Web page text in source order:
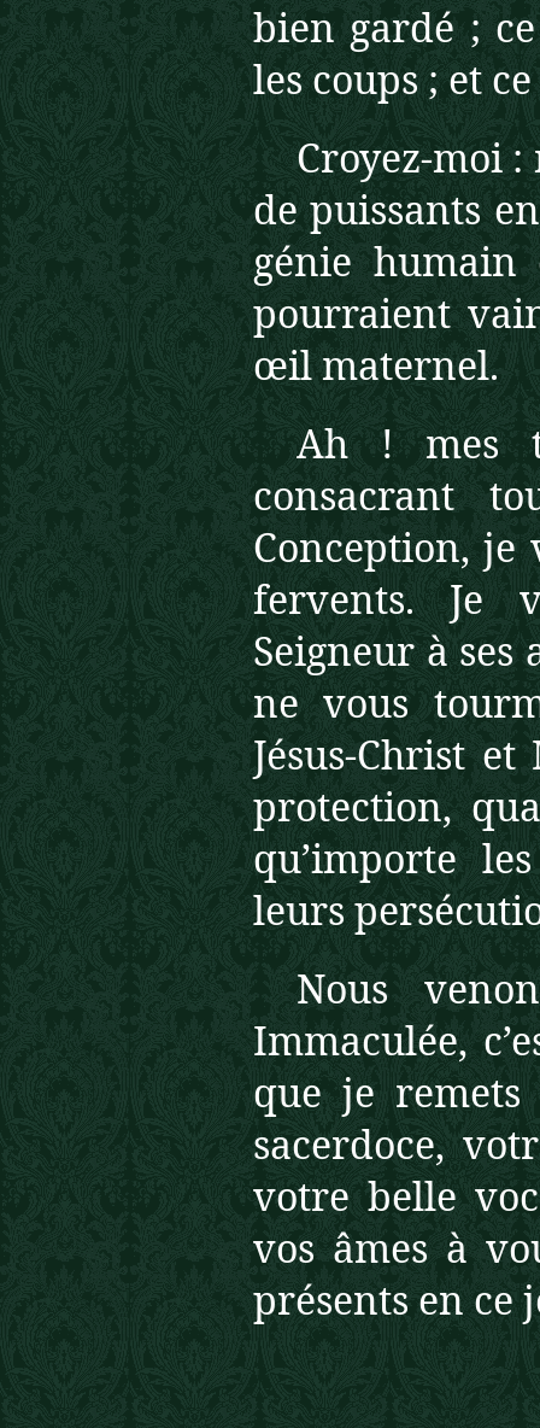
bien gardé ;
les coups ; et
Croyez-moi
de puissants
génie
pourraient
œil maternel.
Ah ! mes
consacrant
Conception, je
fervents. Je
Seigneur à ses
ne vous
Jésus-Christ
protection,
qu’importe
leurs
Nous
Immaculée,
que je
sacerdoce,
votre belle
vos âmes à
présents en ce